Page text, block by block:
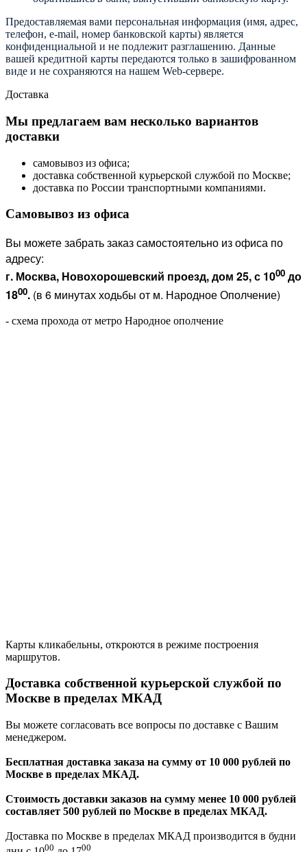
Предоставляемая вами персональная информация (имя, адрес,
телефон, e-mail, номер банковской карты) является
конфиденциальной и не подлежит разглашению. Данные
вашей кредитной карты передаются только в зашифрованном
виде и не сохраняются на нашем Web-сервере.
Доставка
Мы предлагаем вам несколько вариантов
доставки
самовывоз из офиса;
доставка собственной курьерской службой по Москве;
доставка по России транспортными компаниями.
Самовывоз из офиса
Вы можете забрать заказ самостоятельно из офиса по
адресу:
г. Москва, Новохорошевский проезд, дом 25, с 1000 до
1800. (в 6 минутах ходьбы от м. Народное Ополчение)
- схема прохода от метро Народное ополчение
Карты кликабельны, откроются в режиме построения
маршрутов.
Доставка собственной курьерской службой по
Москве в пределах МКАД
Вы можете согласовать все вопросы по доставке с Вашим
менеджером.
Бесплатная доставка заказа на сумму от 10 000 рублей по
Москве в пределах МКАД.
Стоимость доставки заказов на сумму менее 10 000 рублей
составляет 500 рублей по Москве в пределах МКАД.
Доставка по Москве в пределах МКАД производится в будни
00 00